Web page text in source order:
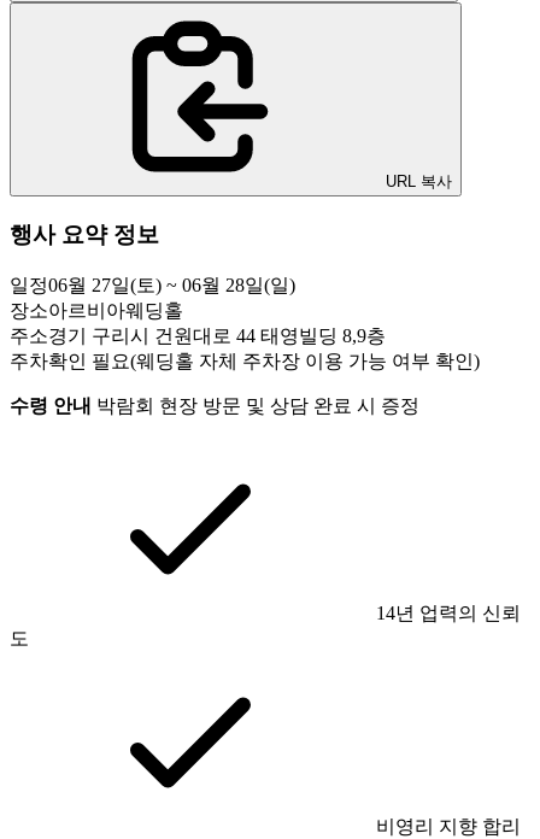
URL 복사
행사 요약 정보
일정06월 27일(토) ~ 06월 28일(일)
장소아르비아웨딩홀
주소경기 구리시 건원대로 44 태영빌딩 8,9층
주차확인 필요(웨딩홀 자체 주차장 이용 가능 여부 확인)
수령 안내 박람회 현장 방문 및 상담 완료 시 증정
14년 업력의 신뢰
도
비영리 지향 합리